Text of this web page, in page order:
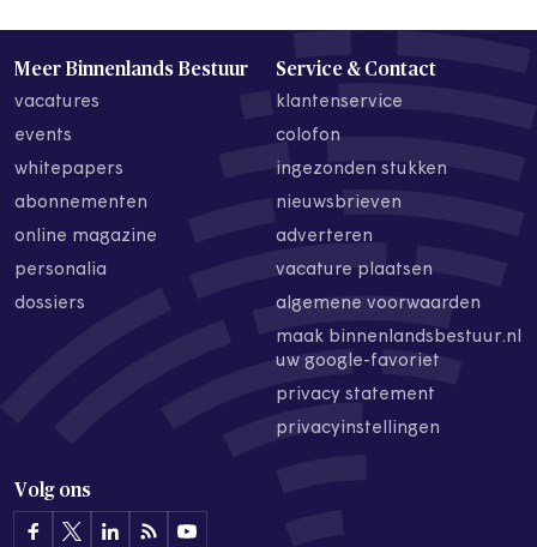
Meer Binnenlands Bestuur
vacatures
events
whitepapers
abonnementen
online magazine
personalia
dossiers
Service & Contact
klantenservice
colofon
ingezonden stukken
nieuwsbrieven
adverteren
vacature plaatsen
algemene voorwaarden
maak binnenlandsbestuur.nl
uw google-favoriet
privacy statement
privacyinstellingen
Volg ons